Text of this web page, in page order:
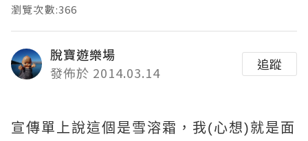
瀏覽次數:366
脫寶遊樂場
發佈於 2014.03.14
追蹤
宣傳單上說這個是雪溶霜，我(心想)就是面